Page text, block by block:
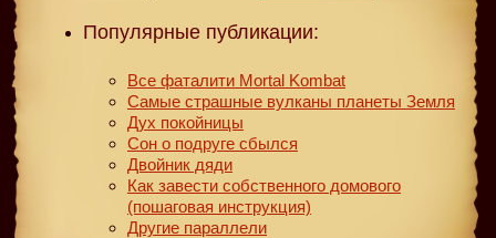
Популярные публикации:
Все фаталити Mortal Kombat
Самые страшные вулканы планеты Земля
Дух покойницы
Сон о подруге сбылся
Двойник дяди
Как завести собственного домового
(пошаговая инструкция)
Другие параллели